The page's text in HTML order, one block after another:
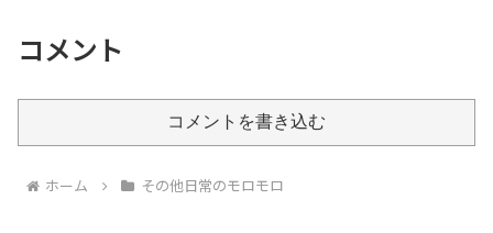
コメント
コメントを書き込む
ホーム その他日常のモロモロ